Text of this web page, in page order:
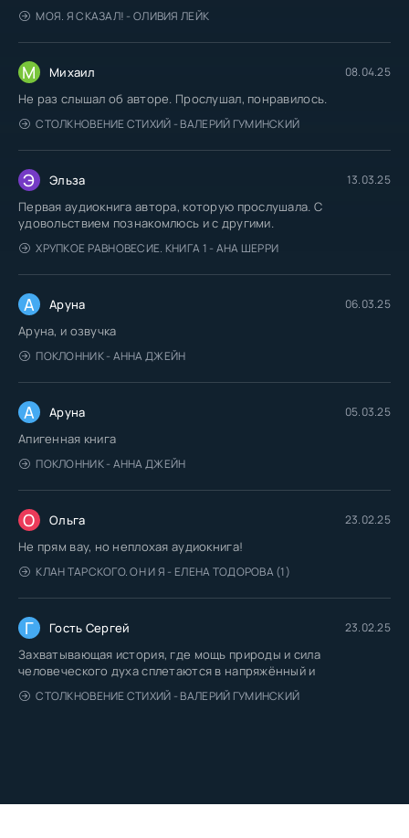
МОЯ. Я СКАЗАЛ! - ОЛИВИЯ ЛЕЙК
М Михаил 08.04.25
Не раз слышал об авторе. Прослушал, понравилось.
СТОЛКНОВЕНИЕ СТИХИЙ - ВАЛЕРИЙ ГУМИНСКИЙ
Э Эльза 13.03.25
Первая аудиокнига автора, которую прослушала. С
удовольствием познакомлюсь и с другими.
ХРУПКОЕ РАВНОВЕСИЕ. КНИГА 1 - АНА ШЕРРИ
А Аруна 06.03.25
Аруна, и озвучка
ПОКЛОННИК - АННА ДЖЕЙН
А Аруна 05.03.25
Апигенная книга
ПОКЛОННИК - АННА ДЖЕЙН
О Ольга 23.02.25
Не прям вау, но неплохая аудиокнига!
КЛАН ТАРСКОГО. ОН И Я - ЕЛЕНА ТОДОРОВА (1)
Г Гость Сергей 23.02.25
Захватывающая история, где мощь природы и сила
человеческого духа сплетаются в напряжённый и
СТОЛКНОВЕНИЕ СТИХИЙ - ВАЛЕРИЙ ГУМИНСКИЙ